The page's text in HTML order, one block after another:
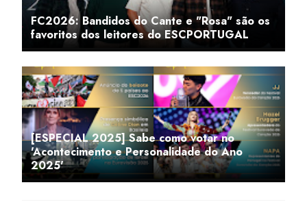
FC2026: Bandidos do Cante e "Rosa" são os
favoritos dos leitores do ESCPORTUGAL
[ESPECIAL 2025] Sabe como votar no
'Acontecimento e Personalidade do Ano
2025'